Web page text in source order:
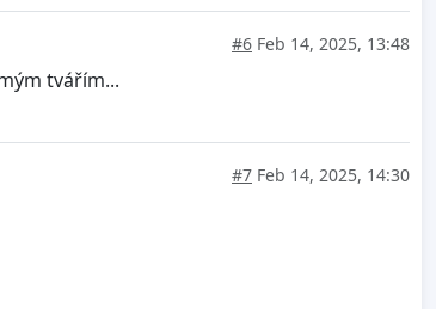
#6 Feb 14, 2025, 13:48
tvářím...
#7 Feb 14, 2025, 14:30